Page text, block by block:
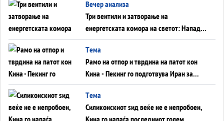
Вечер анализа
Три вентили и затворање на
енергетската комора на светот: Нападот
во Суец најавува глобален енергетски
инфаркт?
Tема
Рамо на отпор и тврдина на патот кон
Кина - Пекинг го подготвува Иран за
американска копнена инвазија
Tема
Силиконскиот ѕид веќе не е непробоен,
Кина го напаѓа последниот голем